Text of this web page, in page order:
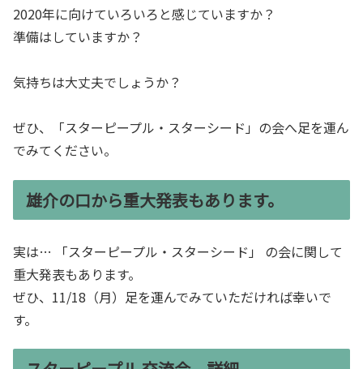
2020年に向けていろいろと感じていますか？
準備はしていますか？
気持ちは大丈夫でしょうか？
ぜひ、「スターピープル・スターシード」の会へ足を運ん
でみてください。
雄介の口から重大発表もあります。
実は… 「スターピープル・スターシード」 の会に関して
重大発表もあります。
ぜひ、11/18（月）足を運んでみていただければ幸いで
す。